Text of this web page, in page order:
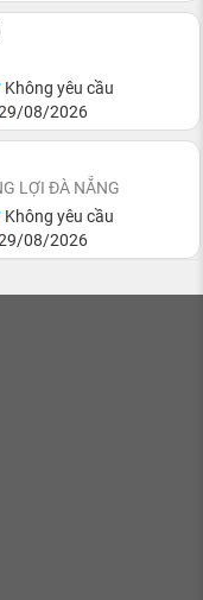
Không yêu cầu
08/2026
LỢI ĐÀ NẴNG
Không yêu cầu
08/2026